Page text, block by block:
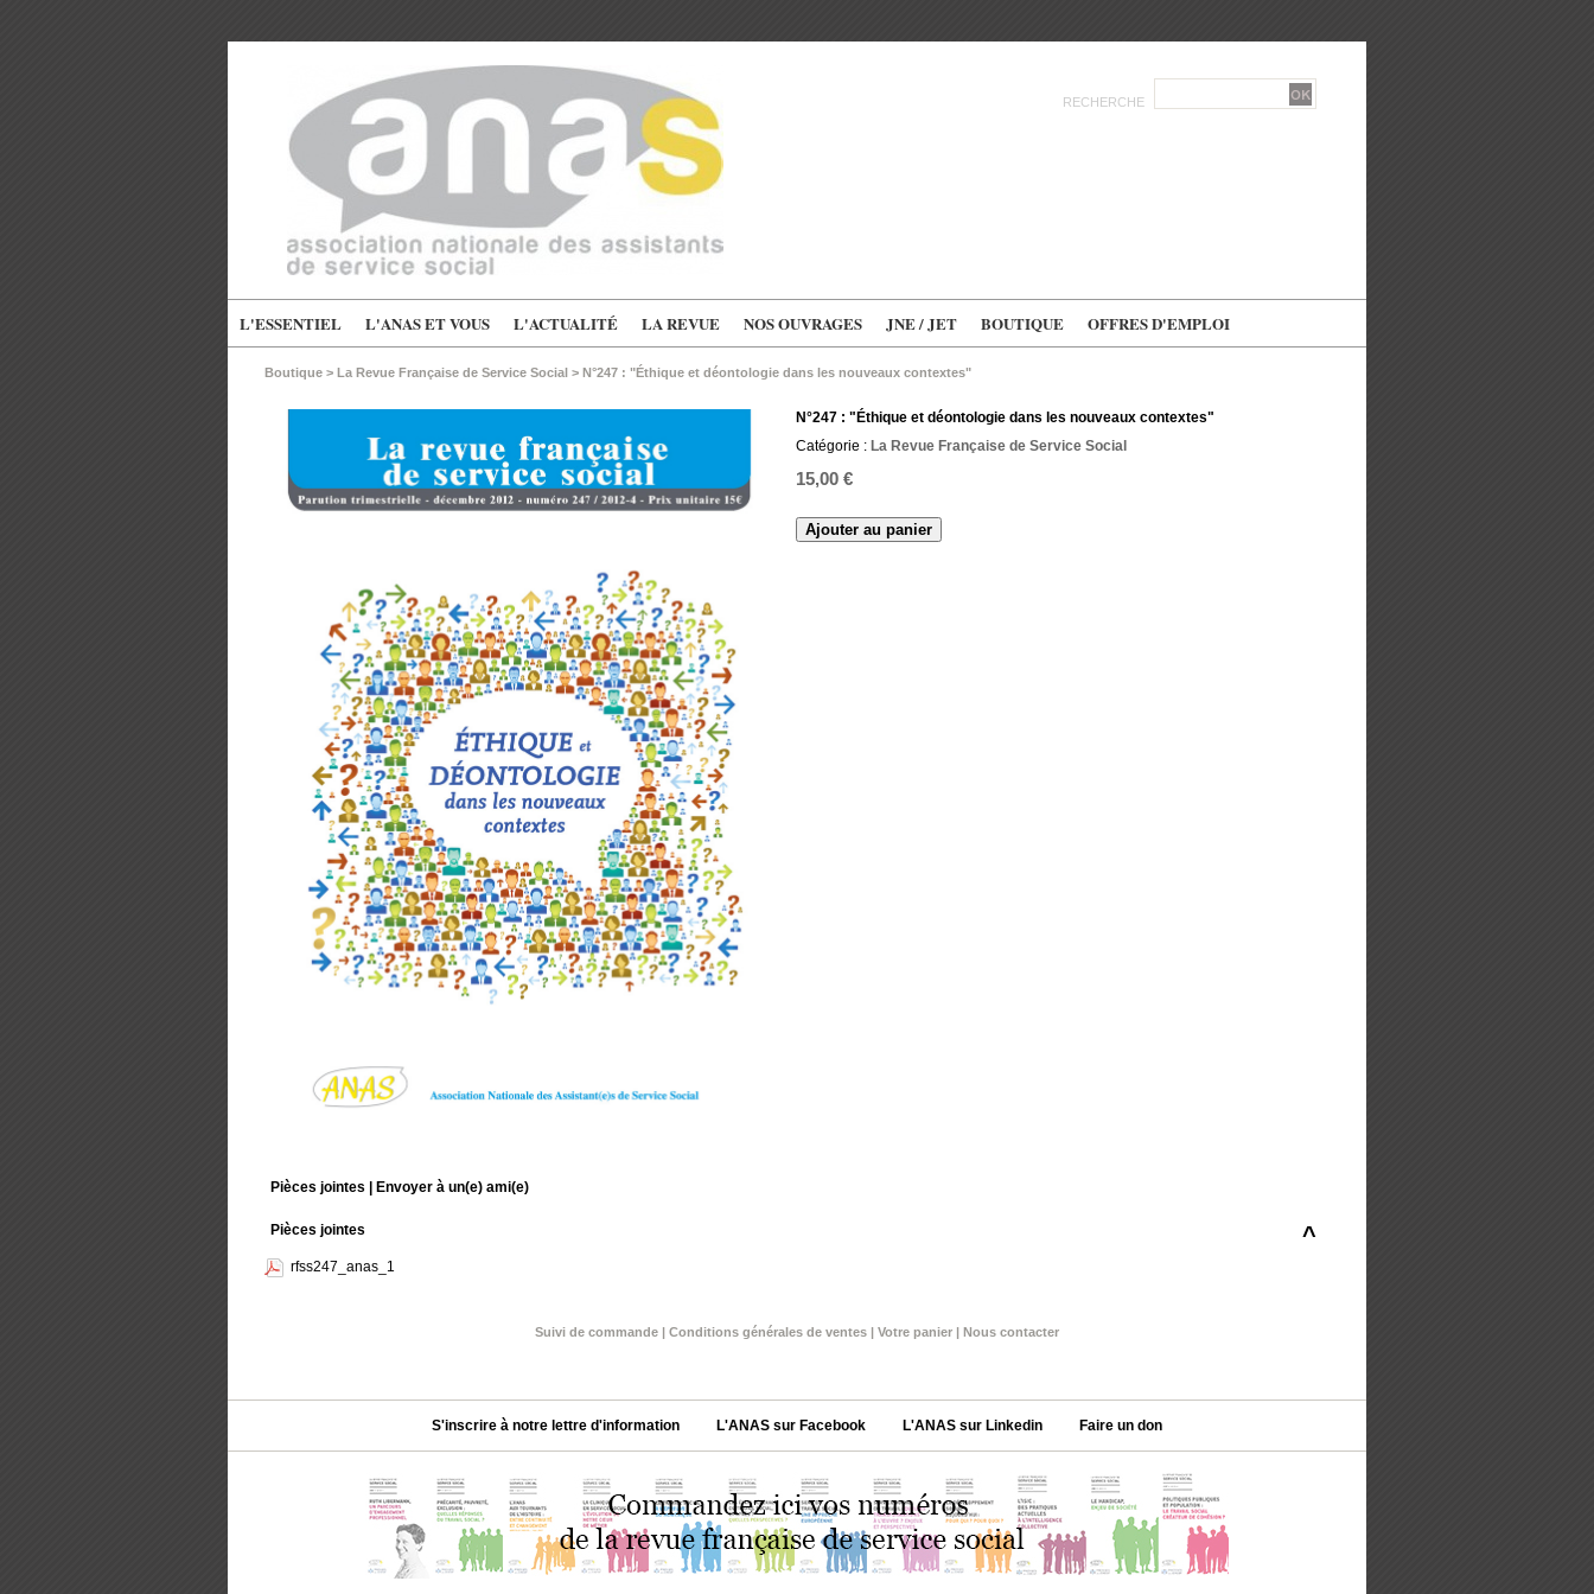
RECHERCHE
L'ESSENTIEL L'ANAS ET VOUS L'ACTUALITÉ LA REVUE NOS OUVRAGES JNE / JET BOUTIQUE OFFRES D'EMPLOI
Boutique > La Revue Française de Service Social > N°247 : "Éthique et déontologie dans les nouveaux contextes"
N°247 : "Éthique et déontologie dans les nouveaux contextes"
Catégorie : La Revue Française de Service Social
15,00 €
Pièces jointes | Envoyer à un(e) ami(e)
^
Pièces jointes
rfss247_anas_1
Suivi de commande | Conditions générales de ventes | Votre panier | Nous contacter
S'inscrire à notre lettre d'information L'ANAS sur Facebook L'ANAS sur Linkedin Faire un don